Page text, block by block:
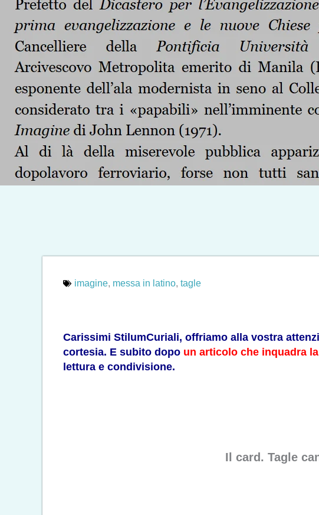
imagine, messa in latino, tagle
Carissimi StilumCuriali, offriamo alla vostra
cortesia. E subito dopo un articolo che inquadra
lettura e condivisione.
Il card. Tagle